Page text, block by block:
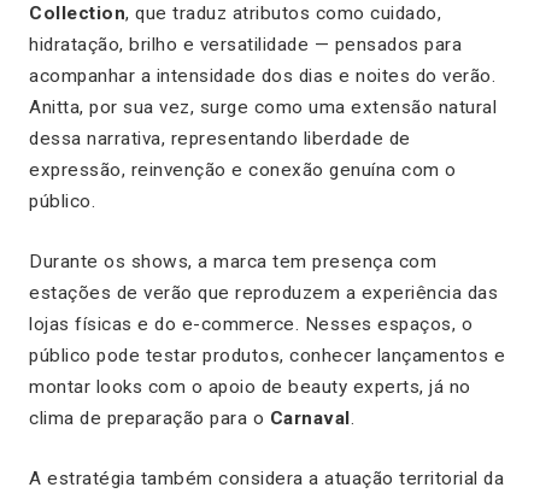
Collection, que traduz atributos como cuidado,
hidratação, brilho e versatilidade — pensados para
acompanhar a intensidade dos dias e noites do verão.
Anitta, por sua vez, surge como uma extensão natural
dessa narrativa, representando liberdade de
expressão, reinvenção e conexão genuína com o
público.
Durante os shows, a marca tem presença com
estações de verão que reproduzem a experiência das
lojas físicas e do e-commerce. Nesses espaços, o
público pode testar produtos, conhecer lançamentos e
montar looks com o apoio de beauty experts, já no
clima de preparação para o Carnaval.
A estratégia também considera a atuação territorial da